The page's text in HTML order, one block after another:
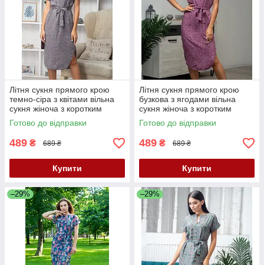
Літня сукня прямого крою
темно-сіра з квітами вільна
сукня жіноча з коротким
рукавом сукня з поясом 40-
42 розмір
Готово до відправки
489 ₴ 689 ₴
Купити
Літня сукня прямого крою
бузкова з ягодами вільна
сукня жіноча з коротким
рукавом сукня з поясом 40-
42 розмір
Готово до відправки
489 ₴ 689 ₴
Купити
–29% –29%